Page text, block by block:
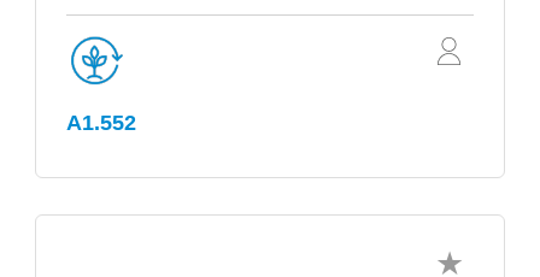
A1.552